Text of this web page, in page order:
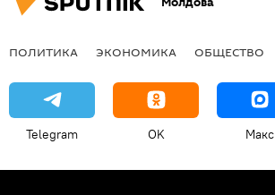
ПОЛИТИКА ЭКОНОМИКА ОБЩЕСТВО
Telegram OK Макс